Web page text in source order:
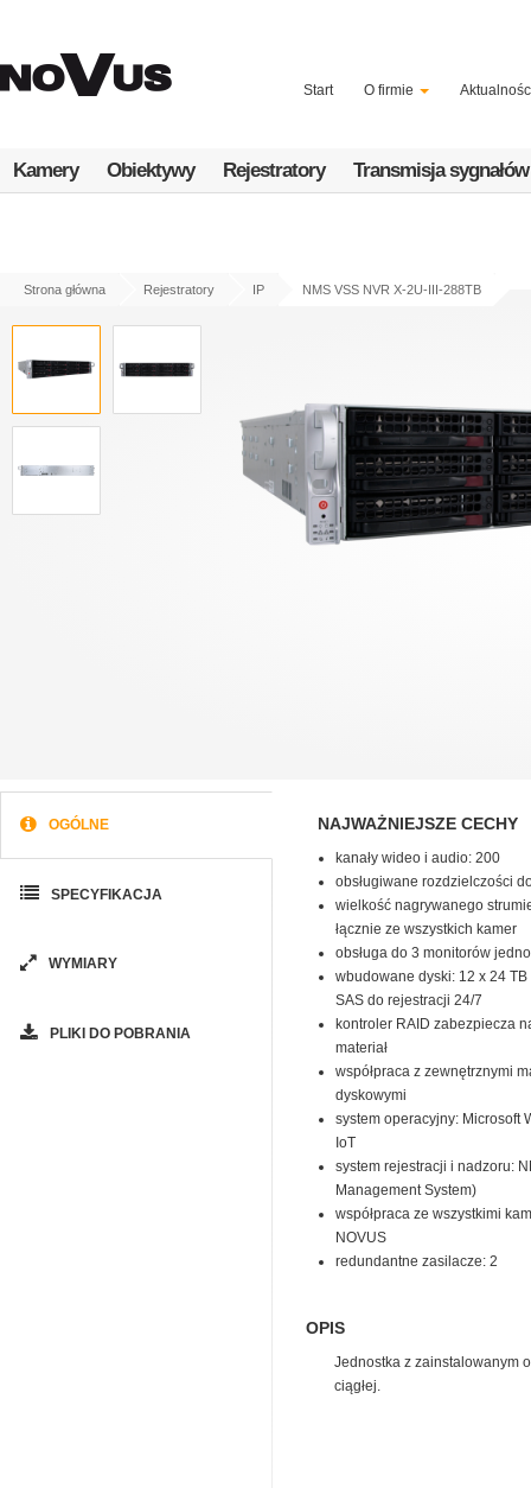
Start
O firmie
Kamery Obiektywy Rejestratory Transmisja sygnałów
Strona główna Rejestratory IP NMS VSS NVR X-2U-III-288TB
OGÓLNE
SPECYFIKACJA
WYMIARY
PLIKI DO POBRANIA
NAJWAŻNIEJSZE CECHY
kanały wideo i audio: 200
obsługiwane rozdzielczości
wielkość nagrywanego
łącznie ze wszystkich kamer
obsługa do 3 monitorów
wbudowane dyski: 12 x 24
SAS do rejestracji 24/7
kontroler RAID zabezpiecza
materiał
współpraca z zewnętrznymi
dyskowymi
system operacyjny: Microsoft
IoT
system rejestracji i nadzoru:
Management System)
współpraca ze wszystkimi
NOVUS
redundantne zasilacze: 2
OPIS
Jednostka z zainstalowanym
ciągłej.